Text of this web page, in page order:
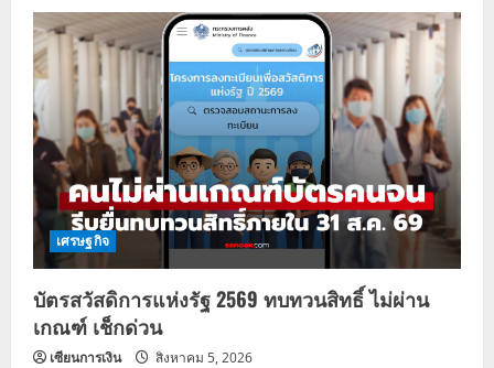
เศรษฐกิจ
บัตรสวัสดิการแห่งรัฐ 2569 ทบทวนสิทธิ์ ไม่ผ่าน
เกณฑ์ เช็กด่วน
เซียนการเงิน สิงหาคม 5, 2026